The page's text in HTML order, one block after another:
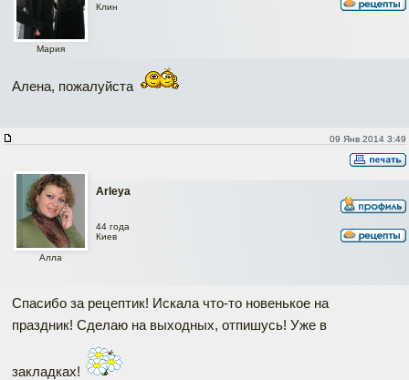
Мария
Клин
Алена, пожалуйста
09 Янв 2014 3:49
Arleya
Алла
44 года
Киев
Спасибо за рецептик! Искала что-то новенькое на
праздник! Сделаю на выходных, отпишусь! Уже в
закладках!